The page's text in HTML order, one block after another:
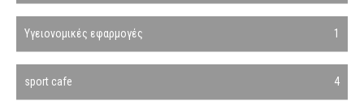
Υγειονομικές εφαρμογές 1
sport cafe 4